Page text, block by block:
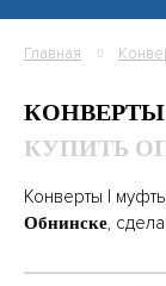
Главная
КУПИТЬ
Конверты |
Обнинске,